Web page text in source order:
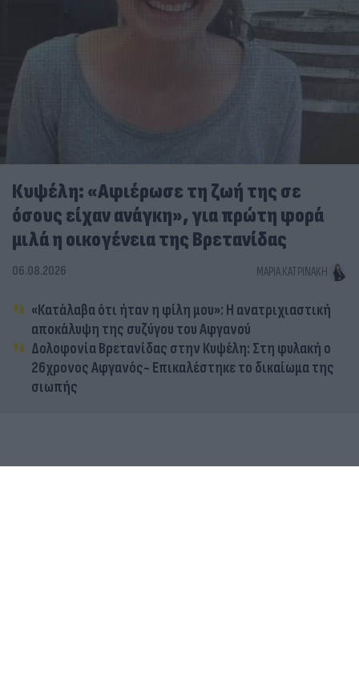
Κυψέλη: «Αφιέρωσε τη ζωή της σε
όσους είχαν ανάγκη», για πρώτη φορά
μιλά η οικογένεια της Βρετανίδας
06.08.2026 ΜΑΡΊΑ ΚΑΤΡΙΝΆΚΗ
«Κατάλαβα ότι ήταν η φίλη μου»: Η ανατριχιαστική
αποκάλυψη της συζύγου του Αφγανού
Δολοφονία Βρετανίδας στην Κυψέλη: Στη φυλακή ο
26χρονος Αφγανός- Επικαλέστηκε το δικαίωμα της
σιωπής